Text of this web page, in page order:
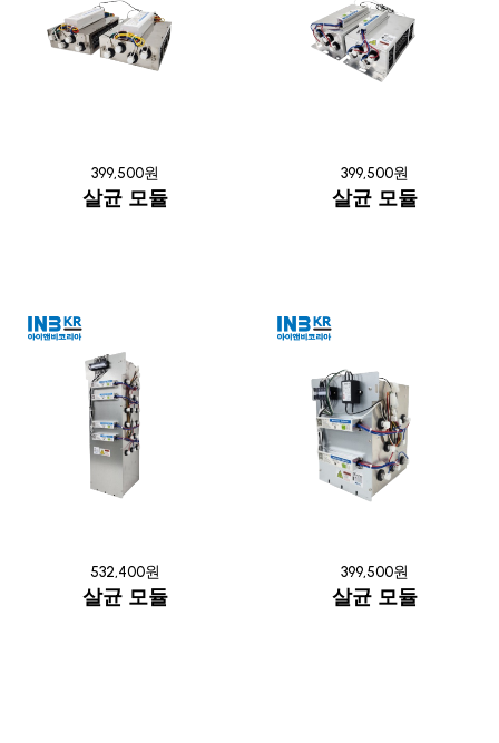
399,500원
살균 모듈
399,500원
살균 모듈
532,400원
살균 모듈
399,500원
살균 모듈